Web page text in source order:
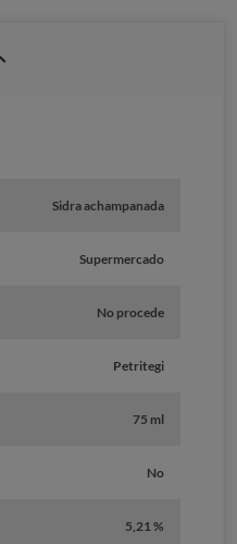
Sidra achampanada
Supermercado
No procede
Petritegi
75 ml
No
5,21 %